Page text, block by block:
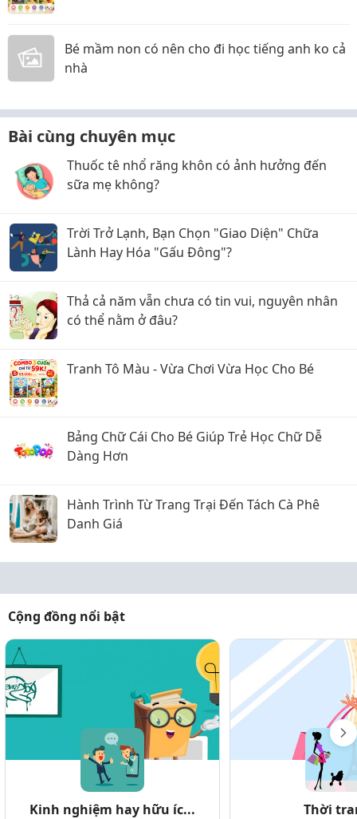
Bé mầm non có nên cho đi học tiếng anh ko cả
nhà
Bài cùng chuyên mục
Thuốc tê nhổ răng khôn có ảnh hưởng đến
sữa mẹ không?
Trời Trở Lạnh, Bạn Chọn "Giao Diện" Chữa
Lành Hay Hóa "Gấu Đông"?
Thả cả năm vẫn chưa có tin vui, nguyên nhân
có thể nằm ở đâu?
Tranh Tô Màu - Vừa Chơi Vừa Học Cho Bé
Bảng Chữ Cái Cho Bé Giúp Trẻ Học Chữ Dễ
Dàng Hơn
Hành Trình Từ Trang Trại Đến Tách Cà Phê
Danh Giá
Cộng đồng nổi bật
Kinh nghiệm hay hữu íc... Thời